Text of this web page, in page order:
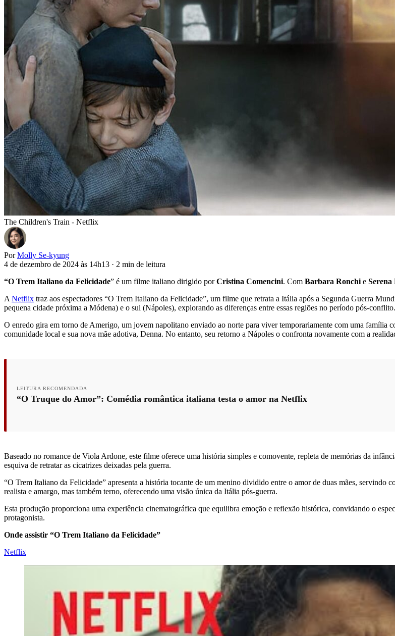
The Children's Train - Netflix
Por Molly Se-kyung
4 de dezembro de 2024 às 14h13 · 2 min de leitura
“O Trem Italiano da Felicidade” é um filme italiano dirigido porCristina Comencini. Com Barbara Ronchi e Serena
A Netflix traz aos espectadores “O Trem Italiano da Felicidade”, um filme que retrata a Itália após a Segunda Guerra
pequena cidade próxima a Módena) e o sul (Nápoles), explorando as diferenças entre essas regiões no período pós-conflito.
O enredo gira em torno de Amerigo, um jovem napolitano enviado ao norte para viver temporariamente com uma família
comunidade local e sua nova mãe adotiva, Denna. No entanto, seu retorno a Nápoles o confronta novamente com a
LEITURA RECOMENDADA
“O Truque do Amor”: Comédia romântica italiana testa o amor na Netflix
Baseado no romance de Viola Ardone, este filme oferece uma história simples e comovente, repleta de memórias da
esquiva de retratar as cicatrizes deixadas pela guerra.
“O Trem Italiano da Felicidade” apresenta a história tocante de um menino dividido entre o amor de duas mães,
realista e amargo, mas também terno, oferecendo uma visão única da Itália pós-guerra.
Esta produção proporciona uma experiência cinematográfica que equilibra emoção e reflexão histórica, convidando o
protagonista.
Onde assistir “O Trem Italiano da Felicidade”
Netflix